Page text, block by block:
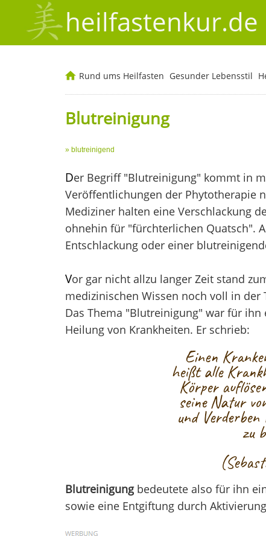
heilfastenkur.de
Rund ums Heilfasten Gesunder Lebensstil
Blutreinigung
» blutreinigend
Der Begriff "Blutreinigung" kommt in
Veröffentlichungen der Phytotherapie
Mediziner halten eine Verschlackung
ohnehin für "fürchterlichen Quatsch".
Entschlackung oder einer
Vor gar nicht allzu langer Zeit stand
medizinischen Wissen noch voll in
Das Thema "Blutreinigung" war für ihn
Heilung von Krankheiten. Er schrieb:
Einen
heißt alle
Körper
seine Natur
und
zu
Blutreinigungbedeutete also für ihn
sowie eine Entgiftung durch